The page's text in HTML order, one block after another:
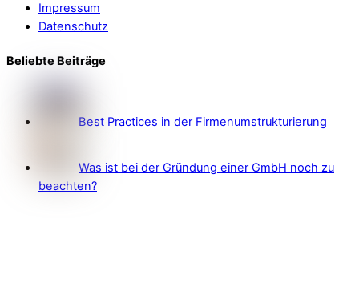
Impressum
Datenschutz
Beliebte Beiträge
Best Practices in der Firmenumstrukturierung
Was ist bei der Gründung einer GmbH noch zu
beachten?